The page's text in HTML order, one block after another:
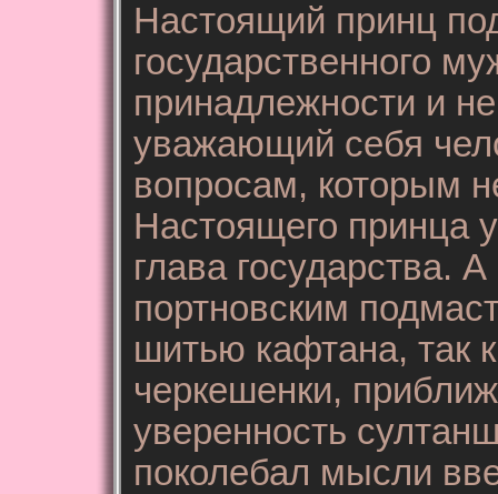
Настоящий принц
государственного
принадлежности и
уважающий себя
вопросам, которым
Настоящего принца
глава государства.
портновским
шитью кафтана, так
черкешенки,
уверенность
поколебал мысли